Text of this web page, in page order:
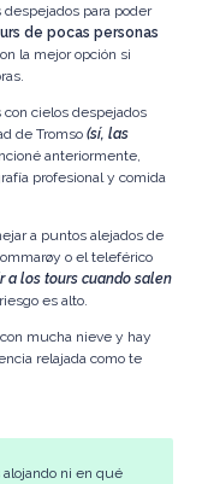
para poder
de pocas personas
la mejor opción si
cielos despejados
de Tromso (sí, las
anteriormente,
profesional y comida
a puntos alejados de
o el teleférico
a los tours cuando salen
es alto.
mucha nieve y hay
relajada como te
ni en qué